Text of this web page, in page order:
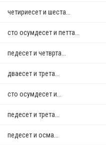
четириесет и шеста...
сто осумдесет и петта...
педесет и четврта...
дваесет и трета...
сто осумдесет и...
педесет и трета...
педесет и осма...